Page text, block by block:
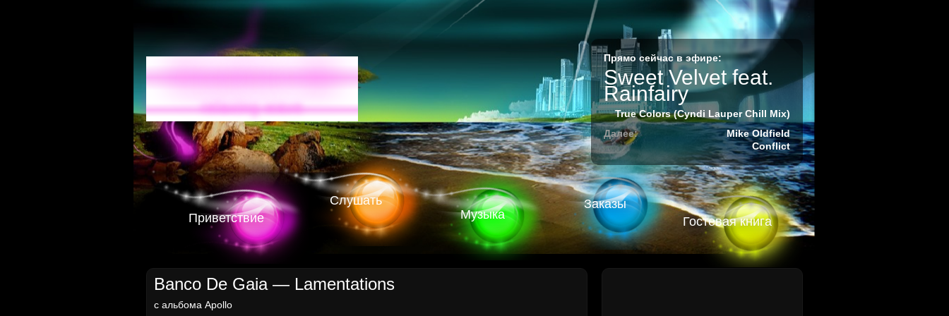
Radio-M
relaxing wave
Прямо сейчас в эфире:
Sweet Velvet feat.
Rainfairy
True Colors (Cyndi Lauper Chill Mix)
Далее:
Mike Oldfield
Conflict
Приветствие
Слушать
Музыка
Заказы
Гостевая книга
Banco De Gaia — Lamentations
с альбома Apollo